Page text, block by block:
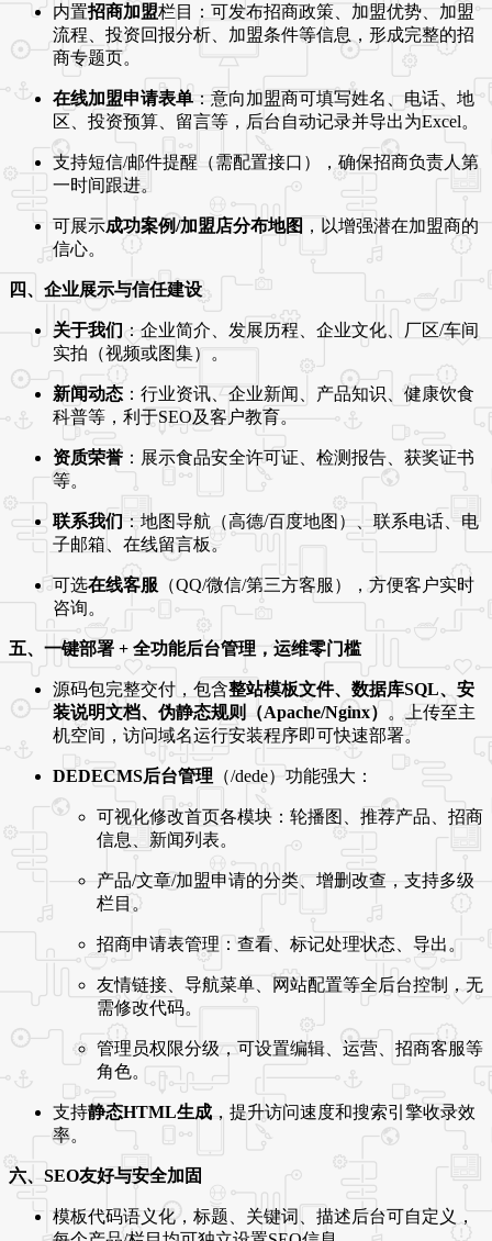
内置招商加盟栏目：可发布招商政策、加盟优势、加盟
流程、投资回报分析、加盟条件等信息，形成完整的招
商专题页。
在线加盟申请表单：意向加盟商可填写姓名、电话、地
区、投资预算、留言等，后台自动记录并导出为Excel。
支持短信/邮件提醒（需配置接口），确保招商负责人第
一时间跟进。
可展示成功案例/加盟店分布地图 ，以增强潜在加盟商的
信心。
四、企业展示与信任建设
关于我们：企业简介、发展历程、企业文化、厂区/车间
实拍（视频或图集）。
新闻动态 ：行业资讯、企业新闻、产品知识、健康饮食
科普等，利于SEO及客户教育。
资质荣誉 ：展示食品安全许可证、检测报告、获奖证书
等。
联系我们：地图导航（高德/百度地图）、联系电话、电
子邮箱、在线留言板。
可选在线客服 （QQ/微信/第三方客服），方便客户实时
咨询。
五、一键部署 + 全功能后台管理，运维零门槛
源码包完整交付，包含整站模板文件、数据库SQL、安
装说明文档、伪静态规则（Apache/Nginx） 。上传至主
机空间，访问域名运行安装程序即可快速部署。
DEDECMS后台管理 （/dede）功能强大：
可视化修改首页各模块：轮播图、推荐产品、招商
信息、新闻列表。
产品/文章/加盟申请的分类、增删改查，支持多级
栏目。
招商申请表管理：查看、标记处理状态、导出。
友情链接、导航菜单、网站配置等全后台控制，无
需修改代码。
管理员权限分级，可设置编辑、运营、招商客服等
角色。
支持静态HTML生成，提升访问速度和搜索引擎收录效
率。
六、SEO友好与安全加固
模板代码语义化，标题、关键词、描述后台可自定义，